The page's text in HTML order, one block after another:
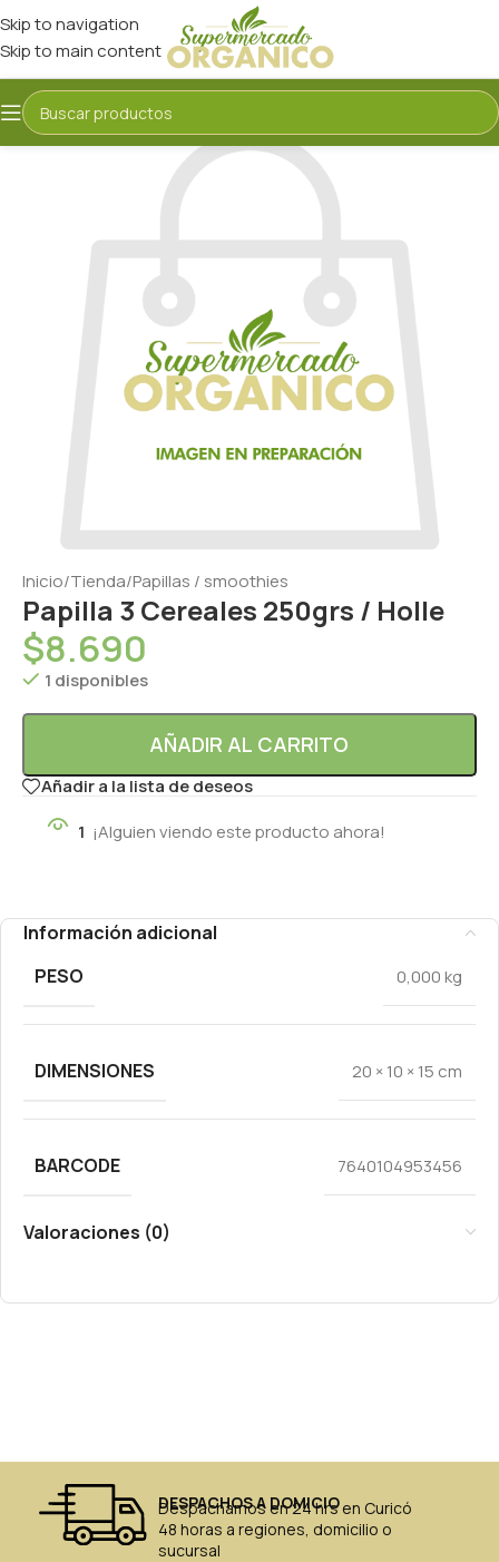
Skip to navigation
Skip to main content
Inicio/Tienda/Papillas / smoothies
Papilla 3 Cereales 250grs / Holle
$8.690
1 disponibles
AÑADIR AL CARRITO
Añadir a la lista de deseos
1 ¡Alguien viendo este producto ahora!
Información adicional
PESO
0,000 kg
DIMENSIONES 20 × 10 × 15 cm
BARCODE 7640104953456
Valoraciones (0)
DESPACHOS A DOMICIO
Despachamos en 24 hrs en Curicó
48 horas a regiones, domicilio o
sucursal